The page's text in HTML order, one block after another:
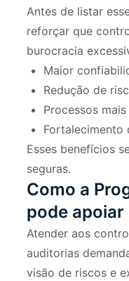
Antes de listar
reforçar que
burocracia
Maior
Redução de
Processos
Fortalecimento
Esses benefícios
seguras.
Como a
pode apoiar
Atender aos
auditorias
visão de riscos e